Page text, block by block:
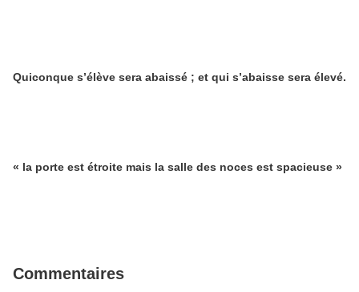
Quiconque s’élève sera abaissé ; et qui s’abaisse sera élevé.
« la porte est étroite mais la salle des noces est spacieuse »
Commentaires